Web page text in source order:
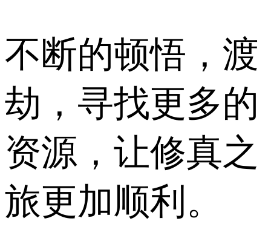
不断的顿悟，渡
劫，寻找更多的
资源，让修真之
旅更加顺利。